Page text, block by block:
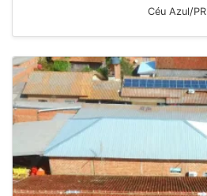
Céu Azul/PR